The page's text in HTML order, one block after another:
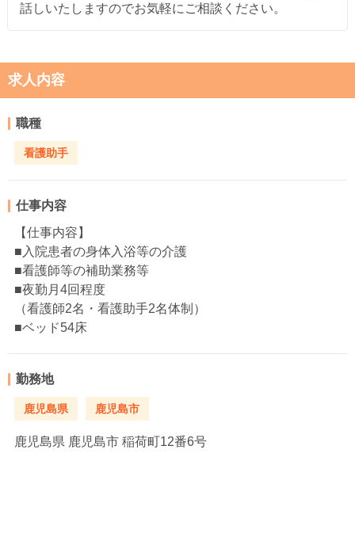
話しいたしますのでお気軽にご相談ください。
求人内容
職種
看護助手
仕事内容
【仕事内容】
■入院患者の身体入浴等の介護
■看護師等の補助業務等
■夜勤月4回程度
（看護師2名・看護助手2名体制）
■ベッド54床
勤務地
鹿児島県 鹿児島市
鹿児島県 鹿児島市 稲荷町12番6号